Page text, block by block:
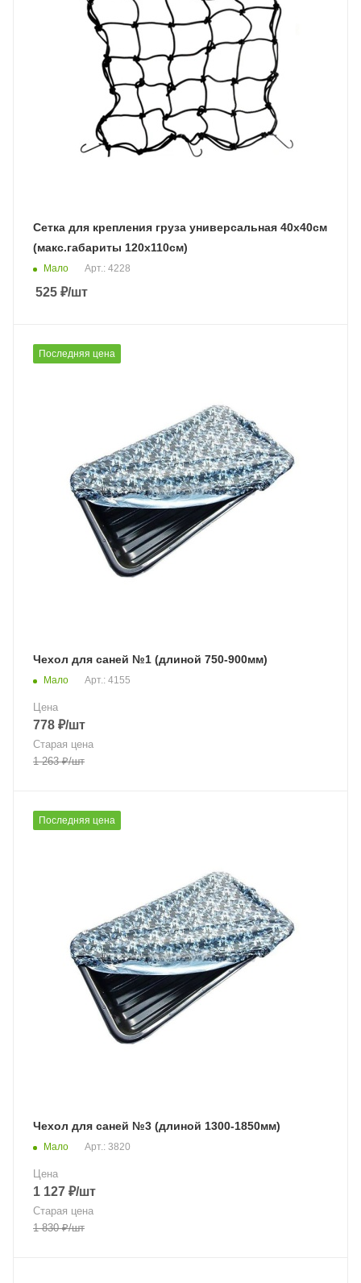
Сетка для крепления груза универсальная 40х40см
(макс.габариты 120х110см)
Мало Арт.: 4228
525 ₽/шт
Последняя цена
Чехол для саней №1 (длиной 750-900мм)
Мало Арт.: 4155
Цена
778 ₽/шт
Старая цена
1 263₽/шт
Последняя цена
Чехол для саней №3 (длиной 1300-1850мм)
Мало Арт.: 3820
Цена
1 127 ₽/шт
Старая цена
1 830₽/шт